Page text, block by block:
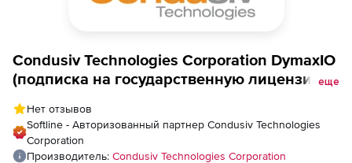
Condusiv Technologies Corporation DymaxIO
(подписка на государственную лицензиюеще
Нет отзывов
Softline - Авторизованный партнер Condusiv Technologies
Corporation
Производитель: Condusiv Technologies Corporation